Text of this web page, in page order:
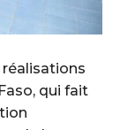
réalisations
qui fait